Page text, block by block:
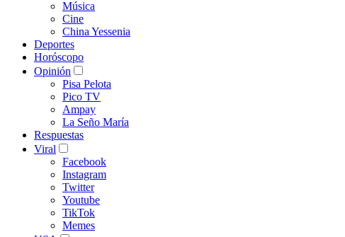
Música
Cine
China Yessenia
Deportes
Horóscopo
Opinión
Pisa Pelota
Pico TV
Ampay
La Seño María
Respuestas
Viral
Facebook
Instagram
Twitter
Youtube
TikTok
Memes